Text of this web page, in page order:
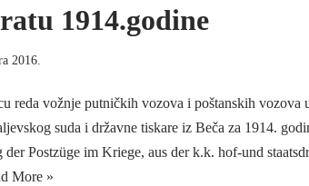
1914.godine
2016.
reda vožnje putničkih vozova i poštanskih vozova
suda i državne tiskare iz Beča za 1914.
Postzüge im Kriege, aus der k.k. hof-und
More »